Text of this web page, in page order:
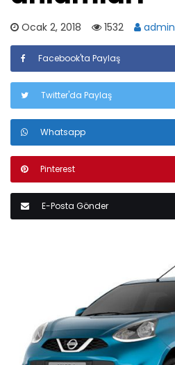
Ocak 2, 2018 1532 admin
Facebook'ta Paylaş
Twitter'da Paylaş
Whatsapp
Pinterest
E-Posta Gönder